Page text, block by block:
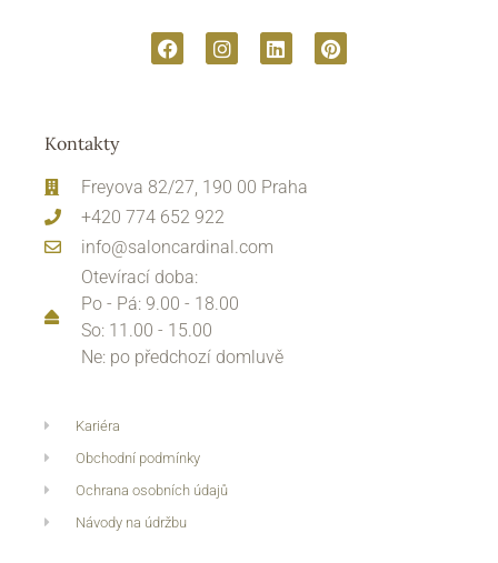
Kontakty
Freyova 82/27, 190 00 Praha
+420 774 652 922
info@saloncardinal.com
Otevírací doba:
Po - Pá: 9.00 - 18.00
So: 11.00 - 15.00
Ne: po předchozí domluvě
Kariéra
Obchodní podmínky
Ochrana osobních údajů
Návody na údržbu